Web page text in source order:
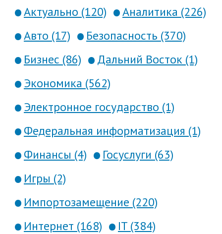
Актуально (120)
Аналитика (226)
Авто (17)
Безопасность (370)
Бизнес (86)
Дальний Восток (1)
Экономика (562)
Электронное государство (1)
Федеральная информатизация (1)
Финансы (4)
Госуслуги (63)
Игры (2)
Импортозамещение (220)
Интернет (168)
IT (384)